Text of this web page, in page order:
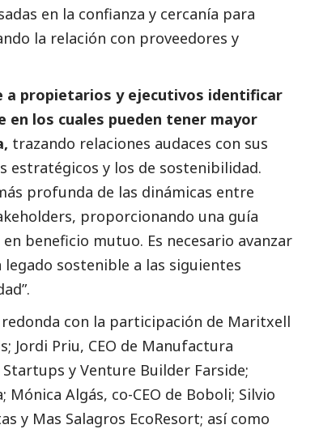
en la confianza y cercanía para
la relación con proveedores y
a propietarios y ejecutivos identificar
los cuales pueden tener mayor
trazando relaciones audaces con sus
estratégicos y los de sostenibilidad.
profunda de las dinámicas entre
proporcionando una guía
beneficio mutuo. Es necesario avanzar
sostenible a las siguientes
con la participación de Maritxell
Jordi Priu, CEO de Manufactura
y Venture Builder Farside;
Mónica Algás, co-CEO de Boboli; Silvio
y Mas Salagros EcoResort; así como